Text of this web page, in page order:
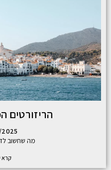
הריזורטים
מה שחשוב
קרא